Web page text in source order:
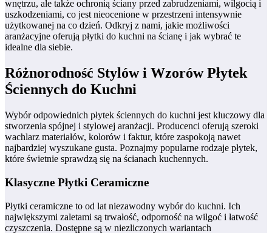
wnętrzu, ale także ochronią ściany przed zabrudzeniami, wilgocią i
uszkodzeniami, co jest nieocenione w przestrzeni intensywnie
użytkowanej na co dzień. Odkryj z nami, jakie możliwości
aranżacyjne oferują płytki do kuchni na ścianę i jak wybrać te
idealne dla siebie.
Różnorodność Stylów i Wzorów Płytek
Ściennych do Kuchni
Wybór odpowiednich płytek ściennych do kuchni jest kluczowy dla
stworzenia spójnej i stylowej aranżacji. Producenci oferują szeroki
wachlarz materiałów, kolorów i faktur, które zaspokoją nawet
najbardziej wyszukane gusta. Poznajmy popularne rodzaje płytek,
które świetnie sprawdzą się na ścianach kuchennych.
Klasyczne Płytki Ceramiczne
Płytki ceramiczne to od lat niezawodny wybór do kuchni. Ich
największymi zaletami są trwałość, odporność na wilgoć i łatwość
czyszczenia. Dostępne są w niezliczonych wariantach